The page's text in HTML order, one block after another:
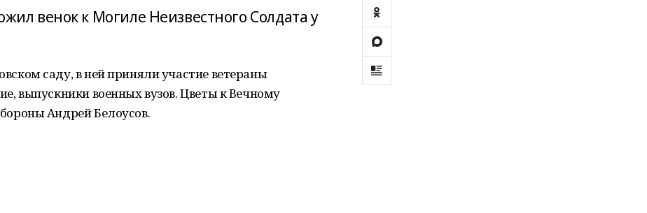
венок к Могиле Неизвестного Солдата у
саду, в ней приняли участие ветераны
выпускники военных вузов. Цветы к Вечному
Андрей Белоусов.